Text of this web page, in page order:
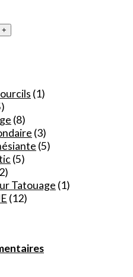
(1)
(8)
(3)
(5)
(5)
Tatouage (1)
(12)